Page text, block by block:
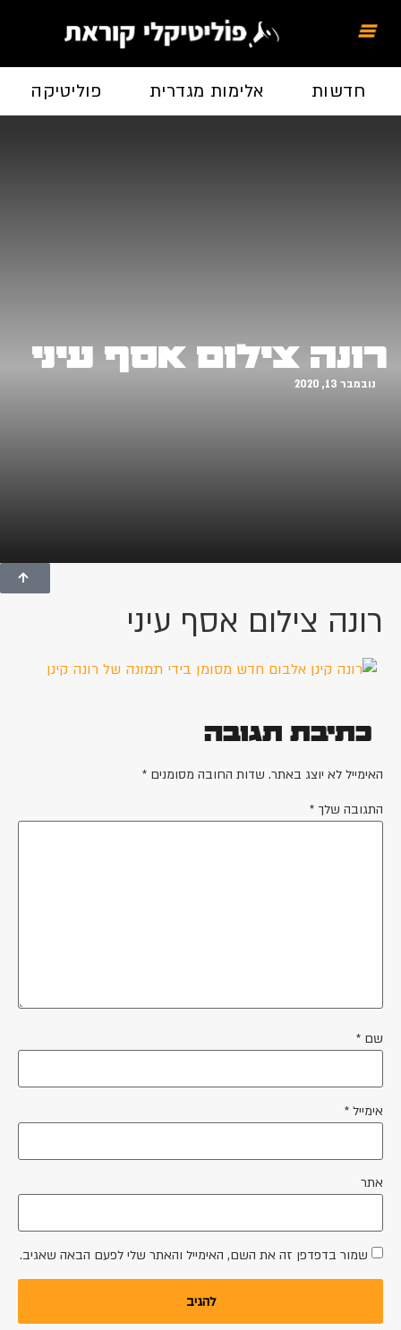
חדשות אלימות מגדרית פוליטיקה
רונה צילום אסף עיני
נובמבר 13, 2020
רונה צילום אסף עיני
כתיבת תגובה
האימייל לא יוצג באתר. שדות החובה מסומנים *
התגובה שלך *
שם *
אימייל *
אתר
שמור בדפדפן זה את השם, האימייל והאתר שלי לפעם הבאה שאגיב.